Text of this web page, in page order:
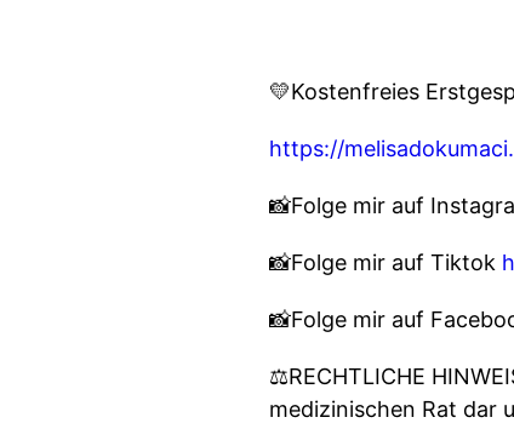
💛Kostenfreies
https://
📸Folge mir auf
📸Folge mir auf Tiktok
📸Folge mir auf
⚖RECHTLICHE
medizinischen Rat dar